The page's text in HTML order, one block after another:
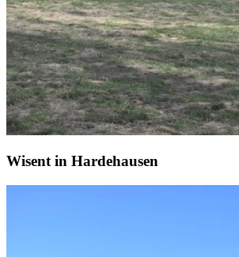
Wisent in Hardehausen